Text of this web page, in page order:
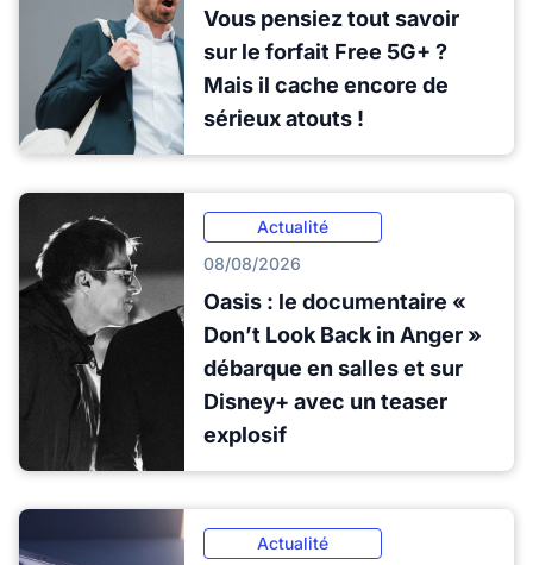
Vous pensiez tout savoir
sur le forfait Free 5G+ ?
Mais il cache encore de
sérieux atouts !
Actualité
08/08/2026
Oasis : le documentaire «
Don’t Look Back in Anger »
débarque en salles et sur
Disney+ avec un teaser
explosif
Actualité